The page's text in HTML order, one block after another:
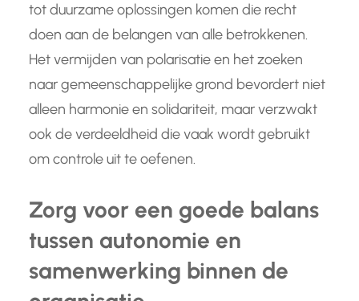
tot duurzame oplossingen komen die recht
doen aan de belangen van alle betrokkenen.
Het vermijden van polarisatie en het zoeken
naar gemeenschappelijke grond bevordert niet
alleen harmonie en solidariteit, maar verzwakt
ook de verdeeldheid die vaak wordt gebruikt
om controle uit te oefenen.
Zorg voor een goede balans
tussen autonomie en
samenwerking binnen de